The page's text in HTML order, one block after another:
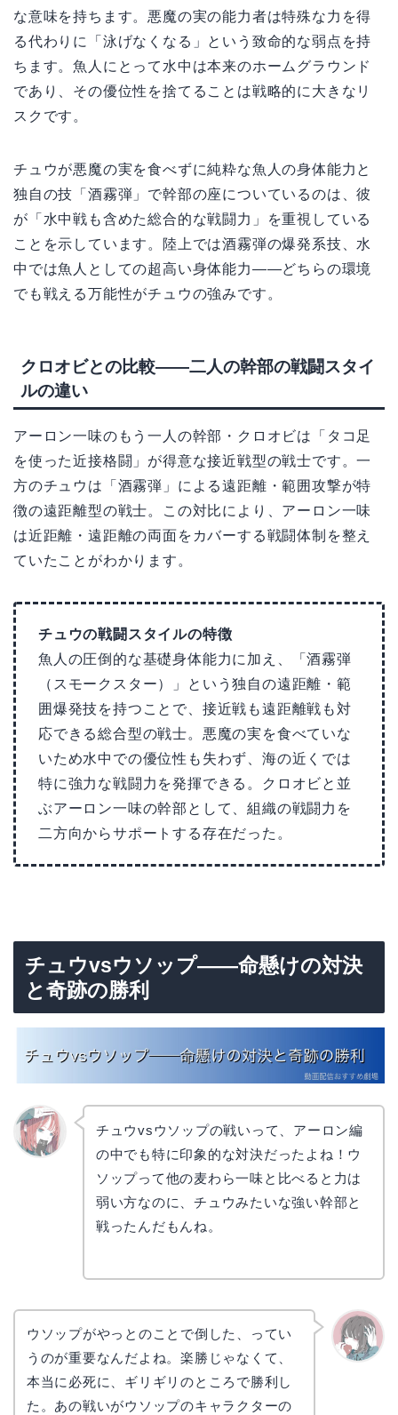
な意味を持ちます。悪魔の実の能力者は特殊な力を得
る代わりに「泳げなくなる」という致命的な弱点を持
ちます。魚人にとって水中は本来のホームグラウンド
であり、その優位性を捨てることは戦略的に大きなリ
スクです。
チュウが悪魔の実を食べずに純粋な魚人の身体能力と
独自の技「酒霧弾」で幹部の座についているのは、彼
が「水中戦も含めた総合的な戦闘力」を重視している
ことを示しています。陸上では酒霧弾の爆発系技、水
中では魚人としての超高い身体能力——どちらの環境
でも戦える万能性がチュウの強みです。
クロオビとの比較——二人の幹部の戦闘スタイ
ルの違い
アーロン一味のもう一人の幹部・クロオビは「タコ足
を使った近接格闘」が得意な接近戦型の戦士です。一
方のチュウは「酒霧弾」による遠距離・範囲攻撃が特
徴の遠距離型の戦士。この対比により、アーロン一味
は近距離・遠距離の両面をカバーする戦闘体制を整え
ていたことがわかります。
チュウの戦闘スタイルの特徴
魚人の圧倒的な基礎身体能力に加え、「酒霧弾
（スモークスター）」という独自の遠距離・範
囲爆発技を持つことで、接近戦も遠距離戦も対
応できる総合型の戦士。悪魔の実を食べていな
いため水中での優位性も失わず、海の近くでは
特に強力な戦闘力を発揮できる。クロオビと並
ぶアーロン一味の幹部として、組織の戦闘力を
二方向からサポートする存在だった。
チュウvsウソップ——命懸けの対決
と奇跡の勝利
チュウvsウソップの戦いって、アーロン編
の中でも特に印象的な対決だったよね！ウ
ソップって他の麦わら一味と比べると力は
弱い方なのに、チュウみたいな強い幹部と
戦ったんだもんね。
ウソップがやっとのことで倒した、ってい
うのが重要なんだよね。楽勝じゃなくて、
本当に必死に、ギリギリのところで勝利し
た。あの戦いがウソップのキャラクターの